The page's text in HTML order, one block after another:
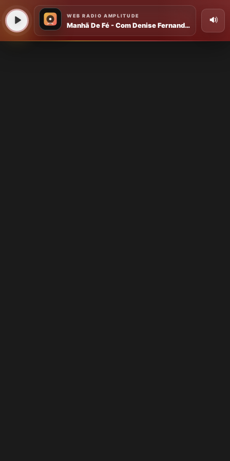
WEB RADIO AMPLITUDE
Manhã De Fé - Com Denise Fernandes - FIM - DE - SEMANA - GOSPEL - MANHA - DE - FE 2